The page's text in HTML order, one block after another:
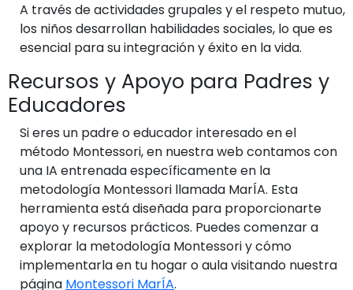
A través de actividades grupales y el respeto mutuo,
los niños desarrollan habilidades sociales, lo que es
esencial para su integración y éxito en la vida.
Recursos y Apoyo para Padres y
Educadores
Si eres un padre o educador interesado en el
método Montessori, en nuestra web contamos con
una IA entrenada específicamente en la
metodología Montessori llamada MarÍA. Esta
herramienta está diseñada para proporcionarte
apoyo y recursos prácticos. Puedes comenzar a
explorar la metodología Montessori y cómo
implementarla en tu hogar o aula visitando nuestra
página Montessori MarÍA.